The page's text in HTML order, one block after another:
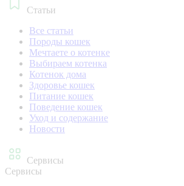
Статьи
Все статьи
Породы кошек
Мечтаете о котенке
Выбираем котенка
Котенок дома
Здоровье кошек
Питание кошек
Поведение кошек
Уход и содержание
Новости
Сервисы
Сервисы